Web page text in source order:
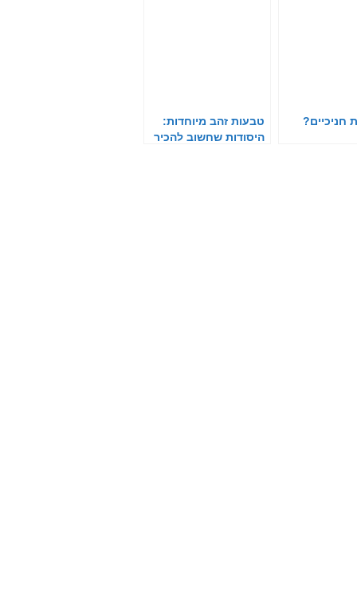
חניכיים?
טבעות זהב מיוחדות:
היסודות שחשוב להכיר